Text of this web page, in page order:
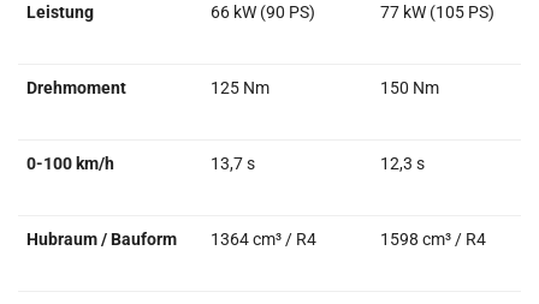
Leistung 66 kW (90 PS) 77 kW (105 PS)
Drehmoment 125 Nm 150 Nm
0-100 km/h 13,7 s 12,3 s
Hubraum / Bauform 1364 cm³ / R4 1598 cm³ / R4